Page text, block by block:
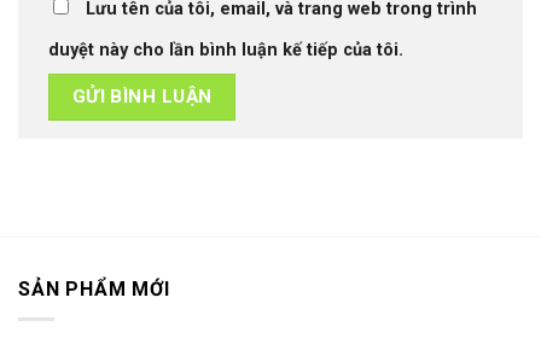
Lưu tên của tôi, email, và trang web trong trình
duyệt này cho lần bình luận kế tiếp của tôi.
SẢN PHẨM MỚI